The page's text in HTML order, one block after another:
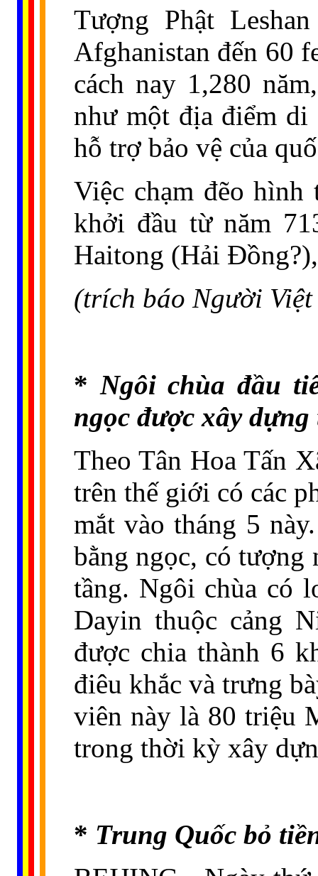
Tượng Phật
Afghanistan đến 60
cách nay 1,280
như một địa điểm di
hỗ trợ bảo vệ của
Việc chạm đẽo hình
khởi đầu từ năm
Haitong (Hải
(trích báo Người
* Ngôi chùa đầu
ngọc được xây
Theo Tân Hoa Tấn
trên thế giới có các
mắt vào tháng 5
bằng ngọc, có tượng
tầng. Ngôi chùa có
Dayin thuộc cảng
được chia thành 6
điêu khắc và trưng
viên này là 80 triệu
trong thời kỳ xây
* Trung Quốc bỏ